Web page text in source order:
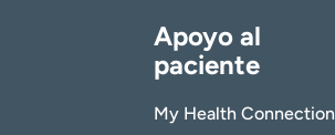
Apoyo al
paciente
My Health Connection